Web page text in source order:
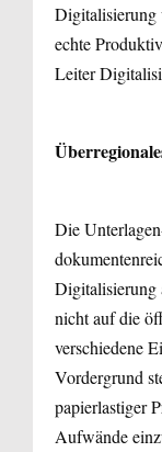
Digitalisierung
echte
Leiter
Die
Digitalisierung
nicht auf die
verschiedene
Vordergrund
papierlastiger
Aufwände